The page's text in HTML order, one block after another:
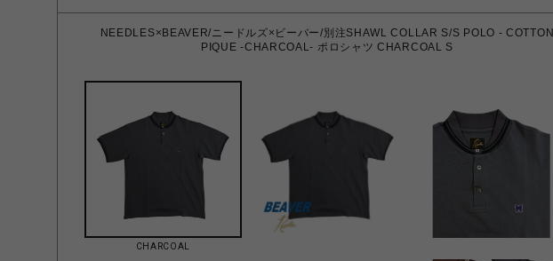
NEEDLES×BEAVER/ニードルズ×ビーバー/別注SHAWL COLLAR S/S POLO - COTTON
PIQUE -CHARCOAL- ポロシャツ CHARCOAL S
CHARCOAL